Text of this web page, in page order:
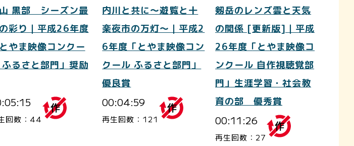
黒部 シーズン最
彩り｜平成26年度
とやま映像コンクー
るさと部門」奨励
回数：44
内川と共に～遊覧と十
楽夜市の万灯～｜平成2
6年度「とやま映像コン
クール ふるさと部門」
優良賞
00:04:59
再生回数：121
剱岳のレンズ雲と天気
の関係 [更新版]｜平成
26年度「とやま映像コ
ンクール 自作視聴覚部
門」生涯学習・社会教
育の部 優秀賞
00:11:26
再生回数：27